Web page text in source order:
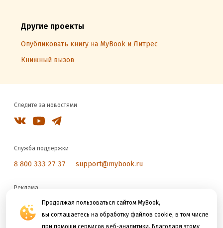
Продолжая пользоваться сайтом MyBook,
вы соглашаетесь на обработку файлов cookie, в том числе
при помощи сервисов веб-аналитики. Благодаря этому
Другие проекты
Опубликовать книгу на MyBook и Литрес
Книжный вызов
Следите за новостями
Служба поддержки
8 800 333 27 37 support@mybook.ru
Реклама
reklama@litres.ru